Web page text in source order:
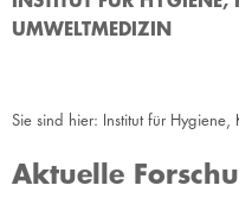
UMWELTMEDIZIN
Sie sind hier: Institut für
Aktuelle